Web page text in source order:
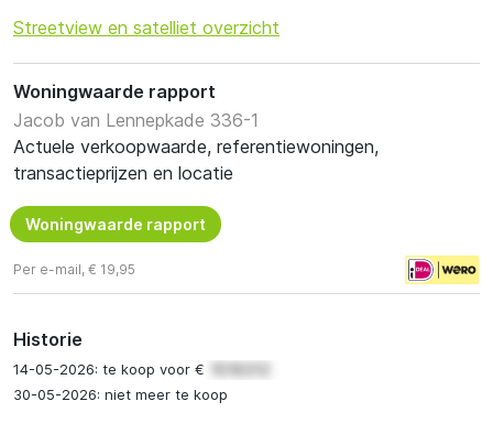
Streetview en satelliet overzicht
Woningwaarde rapport
Jacob van Lennepkade 336-1
Actuele verkoopwaarde, referentiewoningen,
transactieprijzen en locatie
Woningwaarde rapport
Per e-mail, € 19,95
Historie
14-05-2026: te koop voor €
30-05-2026: niet meer te koop